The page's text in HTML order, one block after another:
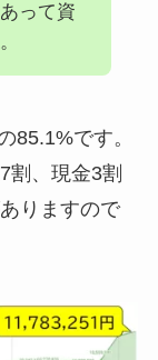
って資
85.1%です。
割、現金3割
りますので